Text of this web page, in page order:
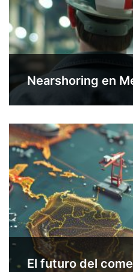
Nearshoring en
El futuro del